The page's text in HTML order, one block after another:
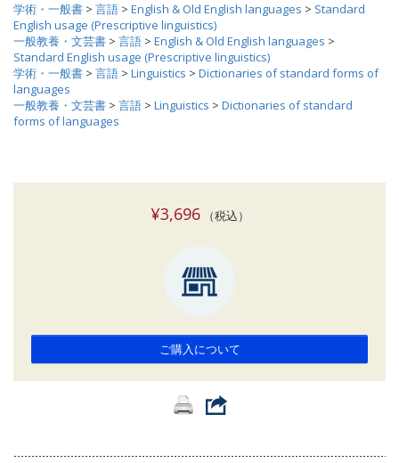
学術・一般書 > 言語 > English & Old English languages > Standard
English usage (Prescriptive linguistics)
一般教養・文芸書 > 言語 > English & Old English languages >
Standard English usage (Prescriptive linguistics)
学術・一般書 > 言語 > Linguistics > Dictionaries of standard forms of
languages
一般教養・文芸書 > 言語 > Linguistics > Dictionaries of standard
forms of languages
¥3,696（税込）
ご購入について